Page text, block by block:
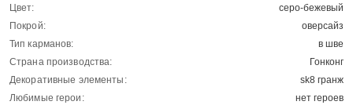
Цвет:
серо-бежевый
Покрой:
оверсайз
Тип карманов:
в шве
Страна производства:
Гонконг
Декоративные элементы:
sk8 гранж
Любимые герои:
нет героев